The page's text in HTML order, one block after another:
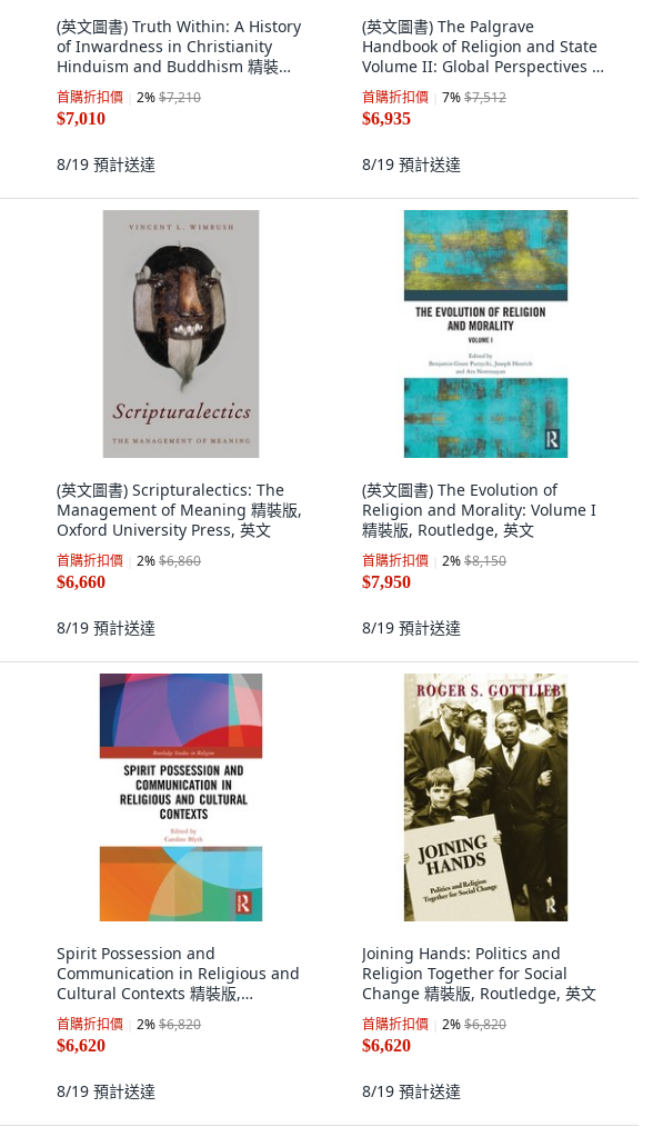
(英文圖書) Truth Within: A History
of Inwardness in Christianity
Hinduism and Buddhism 精裝版,
Oxford University Press (UK), 英
文
首購折扣價 2%$7,210
$7,010
8/19 預計送達
(英文圖書) The Palgrave
Handbook of Religion and State
Volume II: Global Perspectives 精
裝版, Palgrave MacMillan, 英文
首購折扣價 7%$7,512
$6,935
8/19 預計送達
(英文圖書) Scripturalectics: The
Management of Meaning 精裝版,
Oxford University Press, 英文
首購折扣價 2%$6,860
$6,660
8/19 預計送達
(英文圖書) The Evolution of
Religion and Morality: Volume I
精裝版, Routledge, 英文
首購折扣價 2%$8,150
$7,950
8/19 預計送達
Spirit Possession and
Communication in Religious and
Cultural Contexts 精裝版,
Routledge, 英語
首購折扣價 2%$6,820
$6,620
8/19 預計送達
Joining Hands: Politics and
Religion Together for Social
Change 精裝版, Routledge, 英文
首購折扣價 2%$6,820
$6,620
8/19 預計送達